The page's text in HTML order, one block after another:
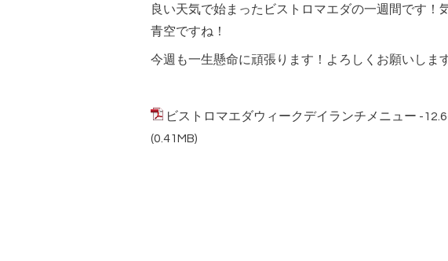
良い天気で始まったビストロマエダの一週間です！
青空ですね！
今週も一生懸命に頑張ります！よろしくお願いしま
ビストロマエダウィークデイランチメニュー -
(0.41MB)